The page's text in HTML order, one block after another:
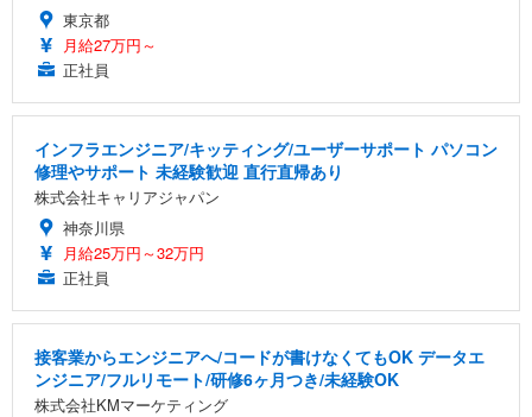
東京都
月給27万円～
正社員
インフラエンジニア/キッティング/ユーザーサポート パソコン
修理やサポート 未経験歓迎 直行直帰あり
株式会社キャリアジャパン
神奈川県
月給25万円～32万円
正社員
接客業からエンジニアへ/コードが書けなくてもOK データエ
ンジニア/フルリモート/研修6ヶ月つき/未経験OK
株式会社KMマーケティング